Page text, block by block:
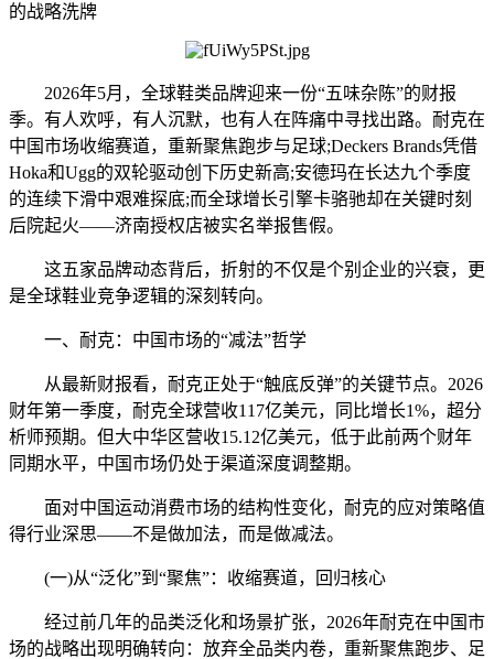
的战略洗牌
2026年5月，全球鞋类品牌迎来一份“五味杂陈”的财报
季。有人欢呼，有人沉默，也有人在阵痛中寻找出路。耐克在
中国市场收缩赛道，重新聚焦跑步与足球;Deckers Brands凭借
Hoka和Ugg的双轮驱动创下历史新高;安德玛在长达九个季度
的连续下滑中艰难探底;而全球增长引擎卡骆驰却在关键时刻
后院起火——济南授权店被实名举报售假。
这五家品牌动态背后，折射的不仅是个别企业的兴衰，更
是全球鞋业竞争逻辑的深刻转向。
一、耐克：中国市场的“减法”哲学
从最新财报看，耐克正处于“触底反弹”的关键节点。2026
财年第一季度，耐克全球营收117亿美元，同比增长1%，超分
析师预期。但大中华区营收15.12亿美元，低于此前两个财年
同期水平，中国市场仍处于渠道深度调整期。
面对中国运动消费市场的结构性变化，耐克的应对策略值
得行业深思——不是做加法，而是做减法。
(一)从“泛化”到“聚焦”：收缩赛道，回归核心
经过前几年的品类泛化和场景扩张，2026年耐克在中国市
场的战略出现明确转向：放弃全品类内卷，重新聚焦跑步、足